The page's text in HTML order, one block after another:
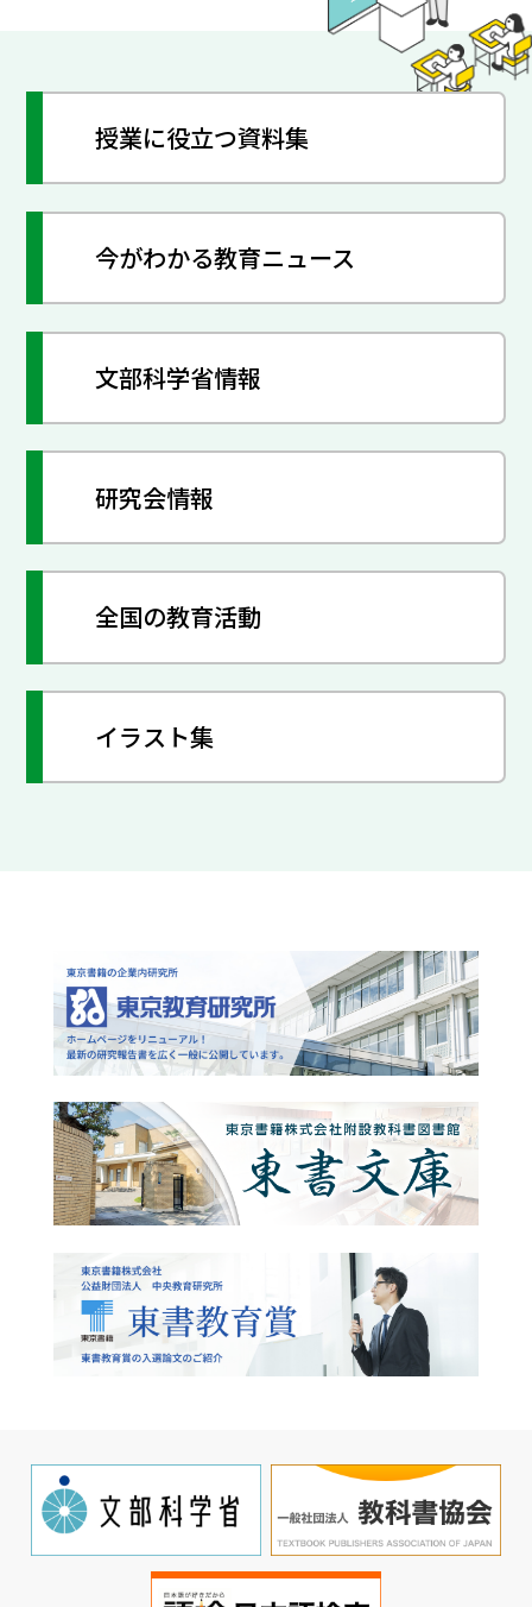
授業に役立つ資料集
今がわかる教育ニュース
文部科学省情報
研究会情報
全国の教育活動
イラスト集